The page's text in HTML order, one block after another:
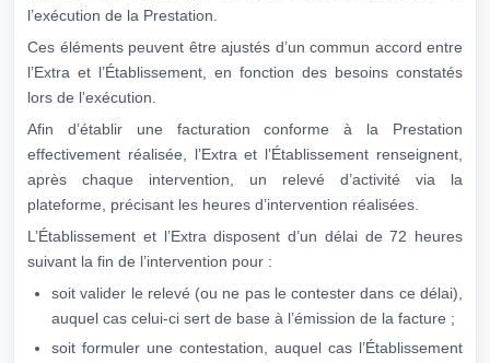
l’exécution de la Prestation.
Ces éléments peuvent être ajustés d’un commun accord entre
l’Extra et l’Établissement, en fonction des besoins constatés
lors de l’exécution.
Afin d’établir une facturation conforme à la Prestation
effectivement réalisée, l’Extra et l’Établissement renseignent,
après chaque intervention, un relevé d’activité via la
plateforme, précisant les heures d’intervention réalisées.
L’Établissement et l’Extra disposent d’un délai de 72 heures
suivant la fin de l’intervention pour :
soit valider le relevé (ou ne pas le contester dans ce délai),
auquel cas celui-ci sert de base à l’émission de la facture ;
soit formuler une contestation, auquel cas l’Établissement